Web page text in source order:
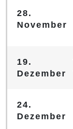
28.
November
19.
Dezember
24.
Dezember